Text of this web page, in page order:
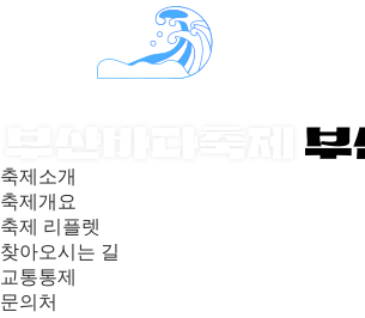
축제소개
축제개요
축제 리플렛
찾아오시는 길
교통통제
문의처